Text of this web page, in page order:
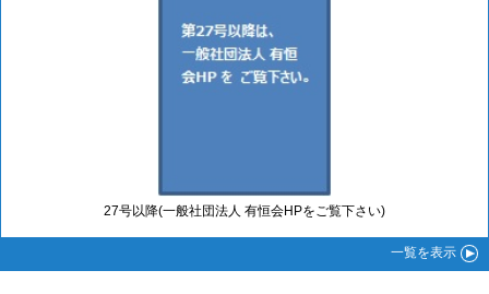
27号以降(一般社団法人 有恒会HPをご覧下さい)
一覧を表示